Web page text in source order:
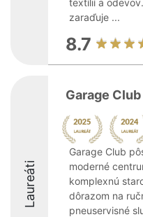
textílií a
zaraďuje ...
8.7
Laureáti
Garage Club
Garage Club
moderné
komplexnú
dôrazom na
pneuservisné